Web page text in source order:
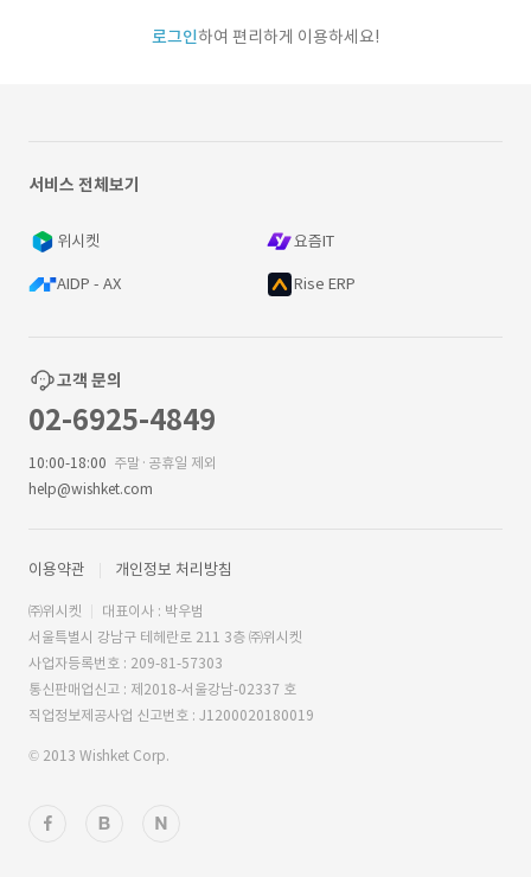
로그인하여 편리하게 이용하세요!
서비스 전체보기
위시켓 요즘IT
AIDP - AX Rise ERP
고객 문의
02-6925-4849
10:00-18:00 주말·공휴일 제외
help@wishket.com
이용약관 개인정보 처리방침
㈜위시켓
대표이사 : 박우범
서울특별시 강남구 테헤란로 211 3층 ㈜위시켓
사업자등록번호 : 209-81-57303
통신판매업신고 : 제2018-서울강남-02337 호
직업정보제공사업 신고번호 : J1200020180019
© 2013 Wishket Corp.